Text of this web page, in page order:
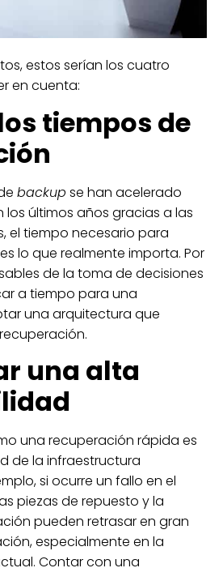
estos serían los cuatro
en cuenta:
tiempos de
backup se han acelerado
últimos años gracias a las
el tiempo necesario para
lo que realmente importa. Por
de la toma de decisiones
a tiempo para una
una arquitectura que
una alta
una recuperación rápida es
de la infraestructura
si ocurre un fallo en el
piezas de repuesto y la
pueden retrasar en gran
especialmente en la
Contar con una